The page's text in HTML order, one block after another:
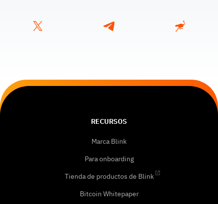
RECURSOS
Marca Blink
Para onboarding
Tienda de productos de Blink
Bitcoin Whitepaper